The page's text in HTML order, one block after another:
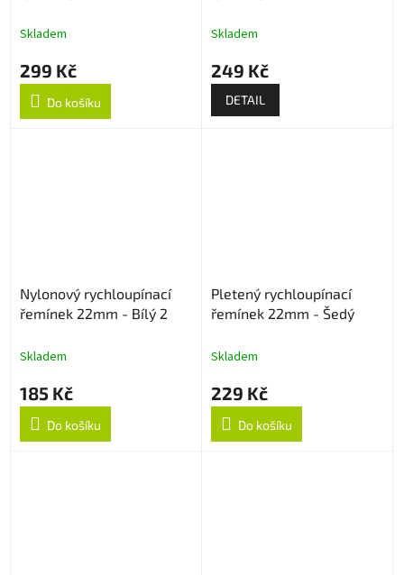
Skladem
299 Kč
Do košíku
Skladem
249 Kč
DETAIL
Nylonový rychloupínací
řemínek 22mm - Bílý 2
Skladem
185 Kč
Do košíku
Pletený rychloupínací
řemínek 22mm - Šedý
Skladem
229 Kč
Do košíku